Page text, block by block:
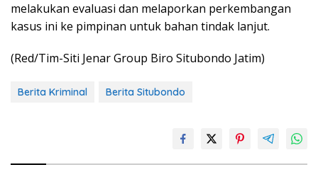
melakukan evaluasi dan melaporkan perkembangan
kasus ini ke pimpinan untuk bahan tindak lanjut.
(Red/Tim-Siti Jenar Group Biro Situbondo Jatim)
Berita Kriminal Berita Situbondo